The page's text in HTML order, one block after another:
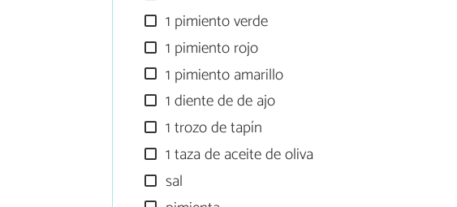
1 pimiento verde
1 pimiento rojo
1 pimiento amarillo
1 diente de de ajo
1 trozo de tapín
1 taza de aceite de oliva
sal